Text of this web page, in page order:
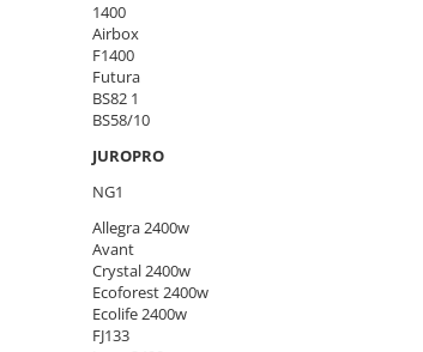
1400
Airbox
F1400
Futura
BS82 1
BS58/10
JUROPRO
NG1
Allegra 2400w
Avant
Crystal 2400w
Ecoforest 2400w
Ecolife 2400w
FJ133